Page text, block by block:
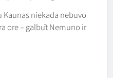
niekada nebuvo
ore – galbūt Nemuno ir